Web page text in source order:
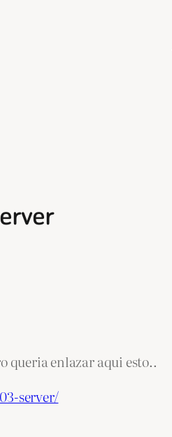
queria enlazar aqui esto..
server/